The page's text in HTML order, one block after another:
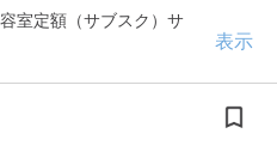
室定額（サブスク）サ
表示